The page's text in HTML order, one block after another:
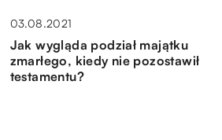
03.08.2021
Jak wygląda podział majątku
zmarłego, kiedy nie pozostawił
testamentu?